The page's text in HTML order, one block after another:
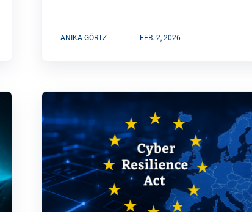
ANIKA GÖRTZ FEB. 2, 2026